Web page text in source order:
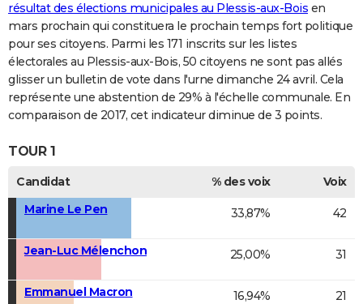
résultat des élections municipales au Plessis-aux-Bois en
mars prochain qui constituera le prochain temps fort politique
pour ses citoyens. Parmi les 171 inscrits sur les listes
électorales au Plessis-aux-Bois, 50 citoyens ne sont pas allés
glisser un bulletin de vote dans l'urne dimanche 24 avril. Cela
représente une abstention de 29% à l'échelle communale. En
comparaison de 2017, cet indicateur diminue de 3 points.
TOUR 1
Candidat % des voix
Voix
Marine Le Pen
33,87% 42
Jean-Luc Mélenchon 25,00% 31
Emmanuel Macron 16,94% 21